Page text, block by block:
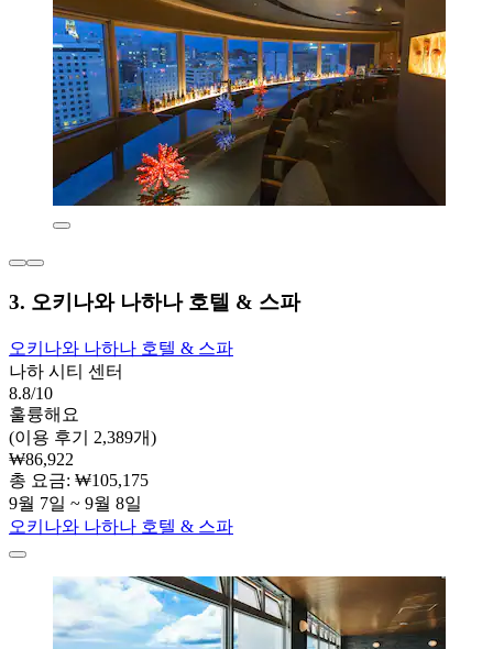
3. 오키나와 나하나 호텔 & 스파
오키나와 나하나 호텔 & 스파
나하 시티 센터
8.8/10
훌륭해요
(이용 후기 2,389개)
₩86,922
총 요금: ₩105,175
9월 7일 ~ 9월 8일
오키나와 나하나 호텔 & 스파